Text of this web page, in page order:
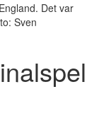
Det var
Sven